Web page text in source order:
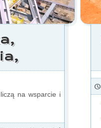
na wsparcie i